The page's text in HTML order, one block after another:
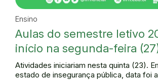
Ensino
Aulas do semestre letivo
início na segunda-feira
Atividades iniciariam nesta quinta (23).
estado de insegurança pública, data foi